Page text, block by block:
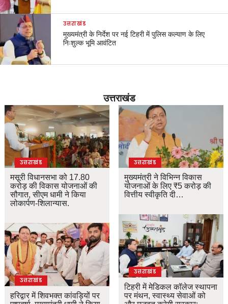
उत्तराखंड
मुख्यमंत्री के निर्देश पर नई टिहरी में पुलिस कल्याण के लिए
निःशुल्क भूमि आवंटित
उत्तराखंड
उत्तराखंड
मसूरी विधानसभा को 17.80
करोड़ की विकास योजनाओं की
सौगात, सीएम धामी ने किया
लोकार्पण-शिलान्यास.
उत्तराखंड
हरिद्वार में शिवभक्त कांवड़ियों पर
उत्तराखंड
मुख्यमंत्री ने विभिन्न विकास
योजनाओं के लिए ₹5 करोड़ की
वित्तीय स्वीकृति दी…
उत्तराखंड
टिहरी में मेडिकल कॉलेज स्थापना
पर मंथन, स्वास्थ्य सेवाओं को